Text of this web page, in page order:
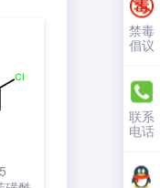
禁毒
倡议
联系
电话